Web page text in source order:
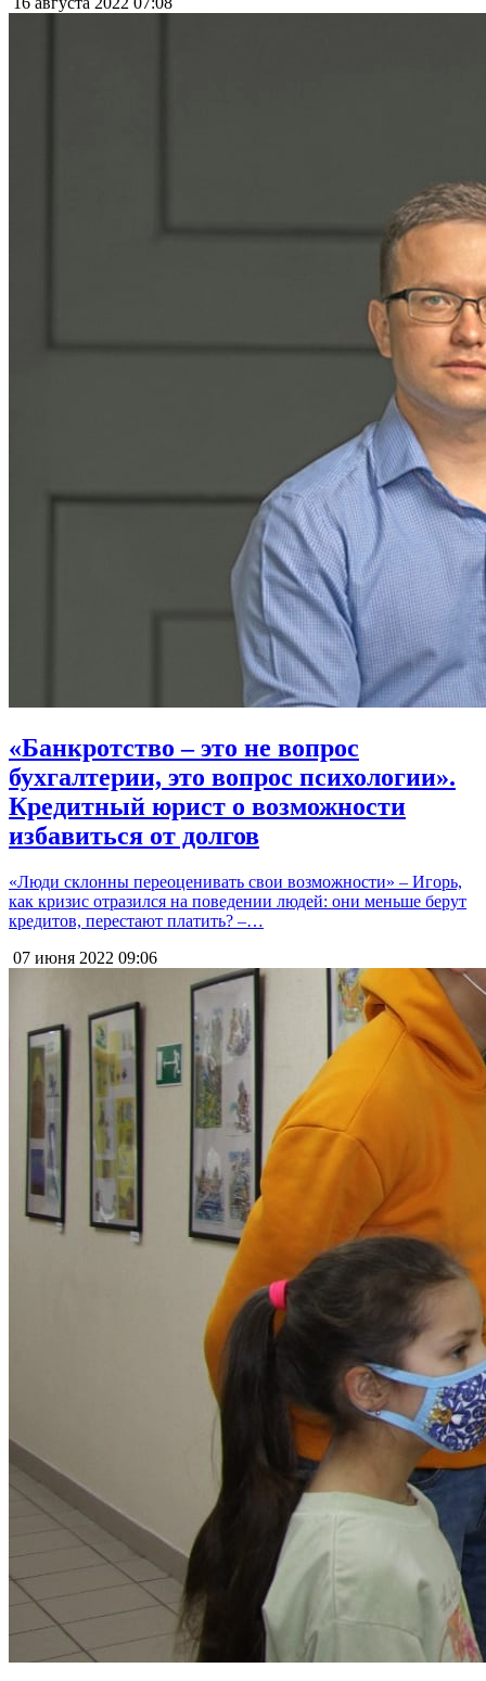
«Банкротство – это не вопрос
бухгалтерии, это вопрос психологии».
Кредитный юрист о возможности
избавиться от долгов
«Люди склонны переоценивать свои возможности» – Игорь,
как кризис отразился на поведении людей: они меньше берут
кредитов, перестают платить? –…
07 июня 2022 09:06